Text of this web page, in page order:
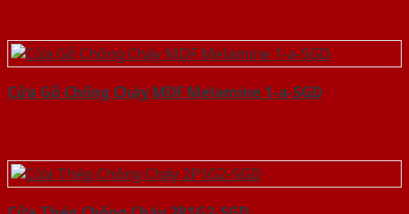
Cửa Gỗ Chống Cháy MDF Melamine 1-a-SGD